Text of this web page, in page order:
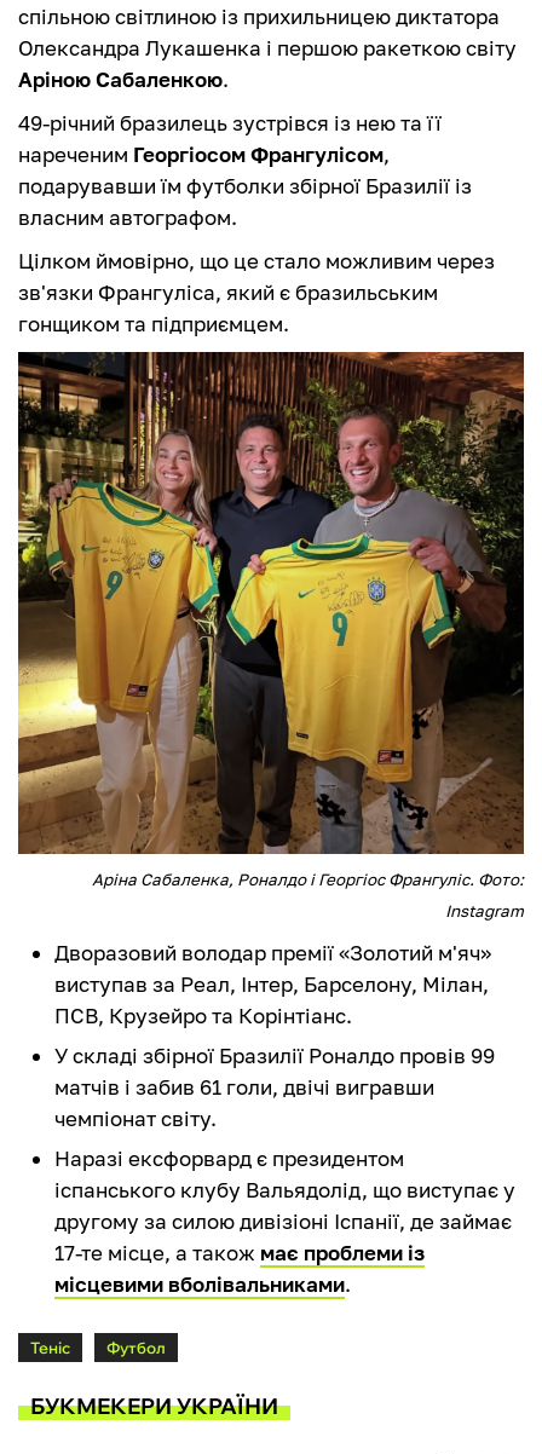
спільною світлиною із прихильницею диктатора
Олександра Лукашенка і першою ракеткою світу
Аріною Сабаленкою.
49-річний бразилець зустрівся із нею та її
нареченим Георгіосом Франгулісом,
подарувавши їм футболки збірної Бразилії із
власним автографом.
Цілком ймовірно, що це стало можливим через
зв'язки Франгуліса, який є бразильським
гонщиком та підприємцем.
Аріна Сабаленка, Роналдо і Георгіос Франгуліс. Фото:
Instagram
Дворазовий володар премії «Золотий м'яч»
виступав за Реал, Інтер, Барселону, Мілан,
ПСВ, Крузейро та Корінтіанс.
У складі збірної Бразилії Роналдо провів 99
матчів і забив 61 голи, двічі вигравши
чемпіонат світу.
Наразі ексфорвард є президентом
іспанського клубу Вальядолід, що виступає у
другому за силою дивізіоні Іспанії, де займає
17-те місце, а також має проблеми із
місцевими вболівальниками.
Теніс Футбол
БУКМЕКЕРИ УКРАЇНИ